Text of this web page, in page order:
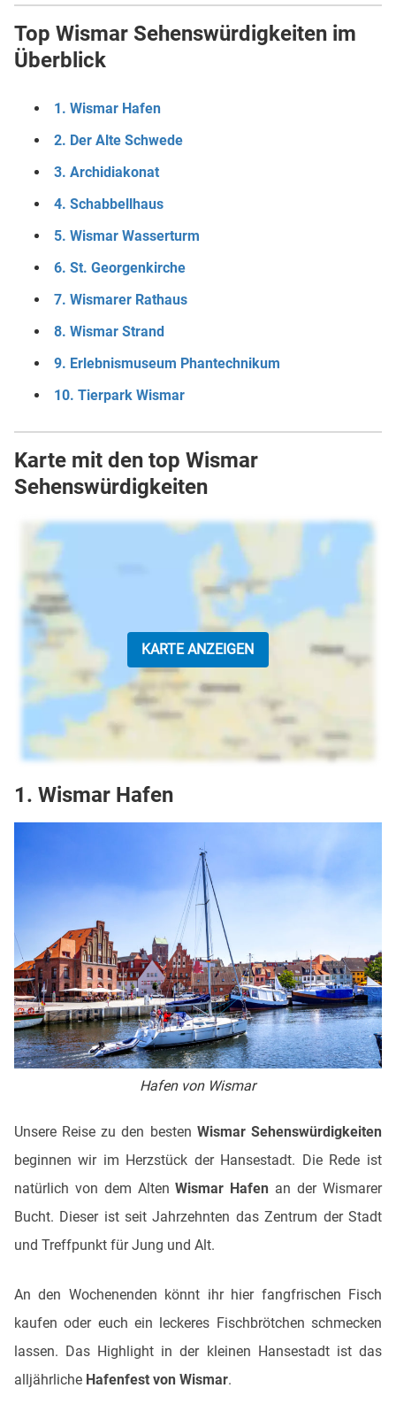
Top Wismar Sehenswürdigkeiten im
Überblick
1. Wismar Hafen
2. Der Alte Schwede
3. Archidiakonat
4. Schabbellhaus
5. Wismar Wasserturm
6. St. Georgenkirche
7. Wismarer Rathaus
8. Wismar Strand
9. Erlebnismuseum Phantechnikum
10. Tierpark Wismar
Karte mit den top Wismar
Sehenswürdigkeiten
KARTE ANZEIGEN
1. Wismar Hafen
Hafen von Wismar
Unsere Reise zu den besten Wismar Sehenswürdigkeiten
beginnen wir im Herzstück der Hansestadt. Die Rede ist
natürlich von dem AltenWismar Hafen an der Wismarer
Bucht. Dieser ist seit Jahrzehnten das Zentrum der Stadt
und Treffpunkt für Jung und Alt.
An den Wochenenden könnt ihr hier fangfrischen Fisch
kaufen oder euch ein leckeres Fischbrötchen schmecken
lassen. Das Highlight in der kleinen Hansestadt ist das
alljährliche Hafenfest von Wismar.